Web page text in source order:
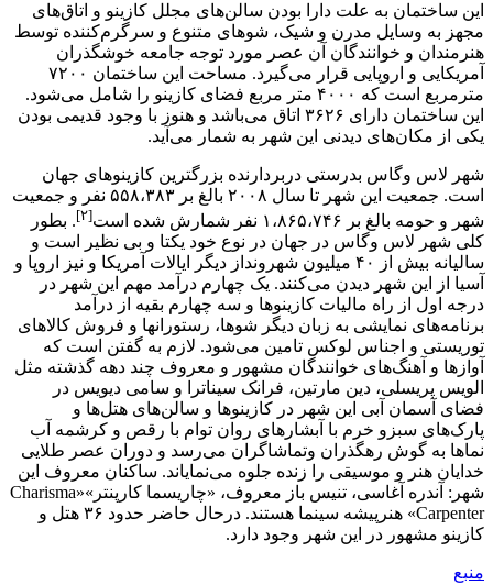
این ساختمان به علت دارا بودن سالن‌های مجلل کازینو و اتاق‌های
مجهز به وسایل مدرن و شیک، شوهای متنوع و سرگرم‌کننده توسط
هنرمندان و خوانندگان آن عصر مورد توجه جامعه خوشگذران
آمریکایی و اروپایی قرار می‌گیرد. مساحت این ساختمان ۷۲۰۰
مترمربع است که ۴۰۰۰ متر مربع فضای کازینو را شامل می‌شود.
این ساختمان دارای ۳۶۲۶ اتاق می‌باشد و هنوز با وجود قدیمی بودن
یکی از مکان‌های دیدنی این شهر به شمار می‌آید.
شهر لاس وگاس بدرستی دربردارنده بزرگترین کازینوهای جهان
است. جمعیت این شهر تا سال ۲۰۰۸ بالغ بر ۵۵۸،۳۸۳ نفر و جمعیت
شهر و حومه بالغ بر ۱،۸۶۵،۷۴۶ نفر شمارش شده است
[۲]
. بطور
کلی شهر لاس وگاس در جهان در نوع خود یکتا و بی نظیر است و
سالیانه بیش از ۴۰ میلیون شهرونداز دیگر ایالات آمریکا و نیز اروپا و
آسیا از این شهر دیدن می‌کنند. یک چهارم درآمد مهم این شهر در
درجه اول از راه مالیات کازینوها و سه چهارم بقیه از درآمد
برنامه‌های نمایشی به زبان دیگر شوها، رستورانها و فروش کالاهای
توریستی و اجناس لوکس تامین می‌شود. لازم به گفتن است که
آوازها و آهنگ‌های خوانندگان مشهور و معروف چند دهه گذشته مثل
الویس پریسلی، دین مارتین، فرانک سیناترا و سامی دیویس در
فضای آسمان آبی این شهر در کازینوها و سالن‌های هتل‌ها و
پارک‌های سبزو خرم با آبشارهای روان توام با رقص و کرشمه آب
نماها به گوش رهگذران وتماشاگران می‌رسد و دوران عصر طلایی
خدایان هنر و موسیقی را زنده جلوه می‌نمایاند. ساکنان معروف این
شهر: آندره آغاسی، تنیس باز معروف، «چاریسما کارپنتر»«Charisma
Carpenter» هنرپیشه سینما هستند. درحال حاضر حدود ۳۶ هتل و
کازینو مشهور در این شهر وجود دارد.
منبع